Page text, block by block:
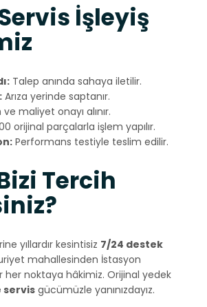
İşleyiş
Talep anında sahaya iletilir.
Arıza yerinde saptanır.
ve maliyet onayı alınır.
orijinal parçalarla işlem yapılır.
Performans testiyle teslim edilir.
Tercih
yıllardır kesintisiz 7/24 destek
mahallesinden İstasyon
her noktaya hâkimiz. Orijinal yedek
servis gücümüzle yanınızdayız.